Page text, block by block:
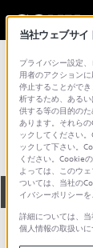
総合サ
DFC-
全て ダウ
当社ウェブサイ
プライバシー設定
用者のアクション
停止することがで
析するため、ある
供する等の目的の
あります。それら
ックしてください
ックして下さい。
ください。Cookie
よっては、このウ
ついては、当社の
イバシーポリシーを
詳細については、
個人情報の取扱いに